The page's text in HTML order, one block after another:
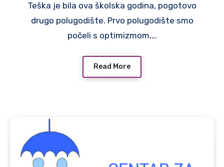
Teška je bila ova školska godina, pogotovo
drugo polugodište. Prvo polugodište smo
počeli s optimizmom,…
Read More